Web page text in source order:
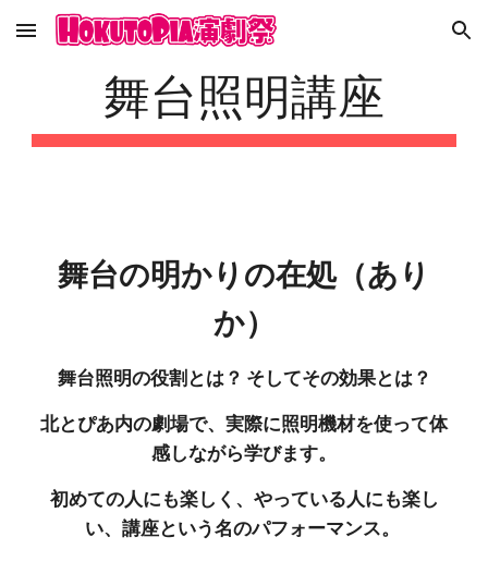
Skip to main content Skip to navigation
舞台照明講座
舞台の明かりの在処（あり
か）
舞台照明の役割とは？ そしてその効果とは？
北とぴあ内の劇場で、実際に照明機材を使って体
感しながら学びます。
初めての人にも楽しく、やっている人にも楽し
い、講座という名のパフォーマンス。